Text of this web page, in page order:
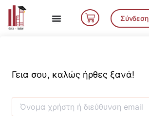
Μετάβαση
περιεχόμενο
Cart Σύνδεση
Γεια σου, καλώς ήρθες ξανά!